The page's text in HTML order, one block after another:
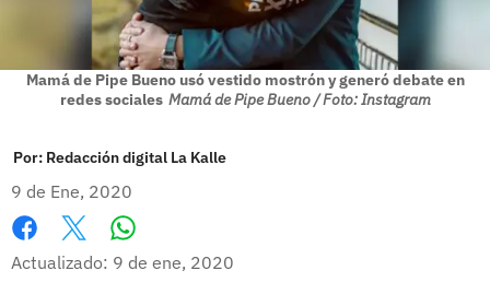
Mamá de Pipe Bueno usó vestido mostrón y generó debate en
redes sociales Mamá de Pipe Bueno / Foto: Instagram
Por: Redacción digital La Kalle
9 de Ene, 2020
Facebook
X
Actualizado: 9 de ene, 2020